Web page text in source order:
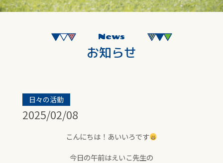
News
お知らせ
日々の活動
2025/02/08
こんにちは！あいいろです
今日の午前はえいこ先生の